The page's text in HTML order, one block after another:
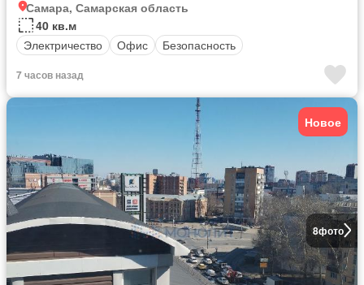
Самара, Самарская область
40 кв.м
Электричество
Офис Безопасность
7 часов назад
8фото
Новое